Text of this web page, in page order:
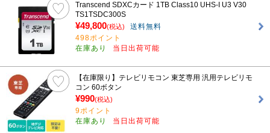
Transcend SDXCカード 1TB Class10 UHS-I U3 V30
TS1TSDC300S
¥49,800(税込)
送料無料
498ポイント
在庫あり
当日出荷可能
【在庫限り】テレビリモコン 東芝専用 汎用テレビリモ
コン 60ボタン
¥990(税込)
9ポイント
在庫あり
当日出荷可能